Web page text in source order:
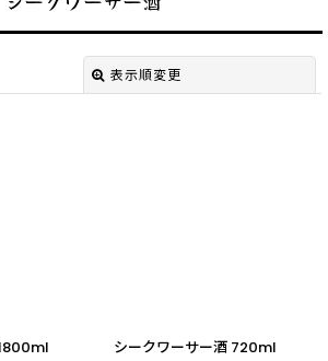
表示順変更
シークワーサー酒 720ml